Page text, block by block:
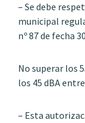
– Se debe
municipal
nº 87 de fecha
No superar los
los 45 dBA
– Esta